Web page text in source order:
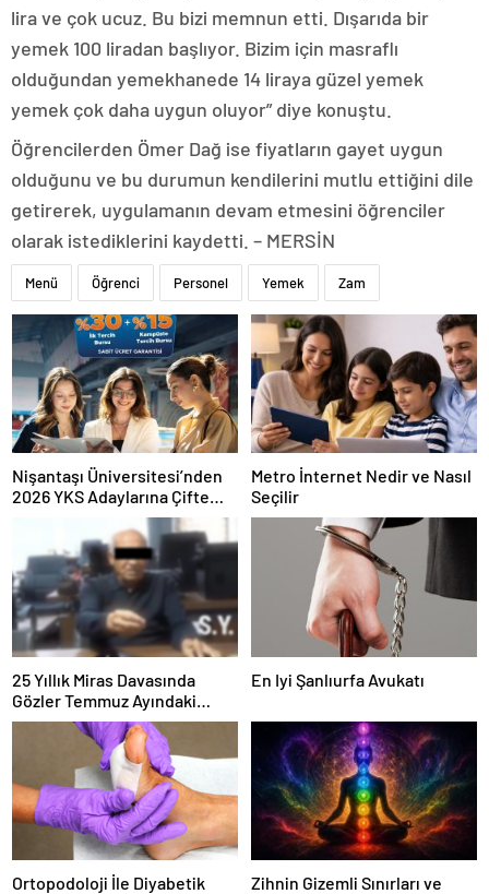
lira ve çok ucuz. Bu bizi memnun etti. Dışarıda bir
yemek 100 liradan başlıyor. Bizim için masraflı
olduğundan yemekhanede 14 liraya güzel yemek
yemek çok daha uygun oluyor” diye konuştu.
Öğrencilerden Ömer Dağ ise fiyatların gayet uygun
olduğunu ve bu durumun kendilerini mutlu ettiğini dile
getirerek, uygulamanın devam etmesini öğrenciler
olarak istediklerini kaydetti. – MERSİN
Menü Öğrenci Personel Yemek Zam
Nişantaşı Üniversitesi’nden
2026 YKS Adaylarına Çifte
Güvence: Sabit Ücret ve
Kesintisiz Burs
Metro İnternet Nedir ve Nasıl
Seçilir
25 Yıllık Miras Davasında
Gözler Temmuz Ayındaki
Karar Duruşmasına Çevrildi
En Iyi Şanlıurfa Avukatı
Ortopodoloji İle Diyabetik
Zihnin Gizemli Sınırları ve